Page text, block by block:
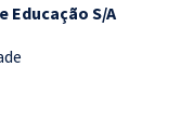
Educação S/A